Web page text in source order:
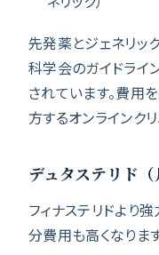
先発薬とジェネリッ
科学会のガイドライ
されています。費用
方するオンラインク
デュタステリド
フィナステリドより
分費用も高くなります